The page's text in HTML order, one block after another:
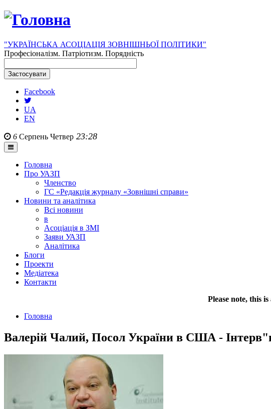
"УКРАЇНСЬКА АСОЦІАЦІЯ ЗОВНІШНЬОЇ ПОЛІТИКИ"
Професіоналізм. Патріотизм. Порядність
Facebook
UA
EN
6 Серпень Четвер 23:28
Головна
Про УАЗП
Членство
ГС «Редакція журналу «Зовнішні справи»
Новини та аналітика
Всі новини
в
Асоціація в ЗМІ
Заяви УАЗП
Аналітика
Блоги
Проекти
Медіатека
Контакти
Please note, this
Головна
Валерій Чалий, Посол України в США -